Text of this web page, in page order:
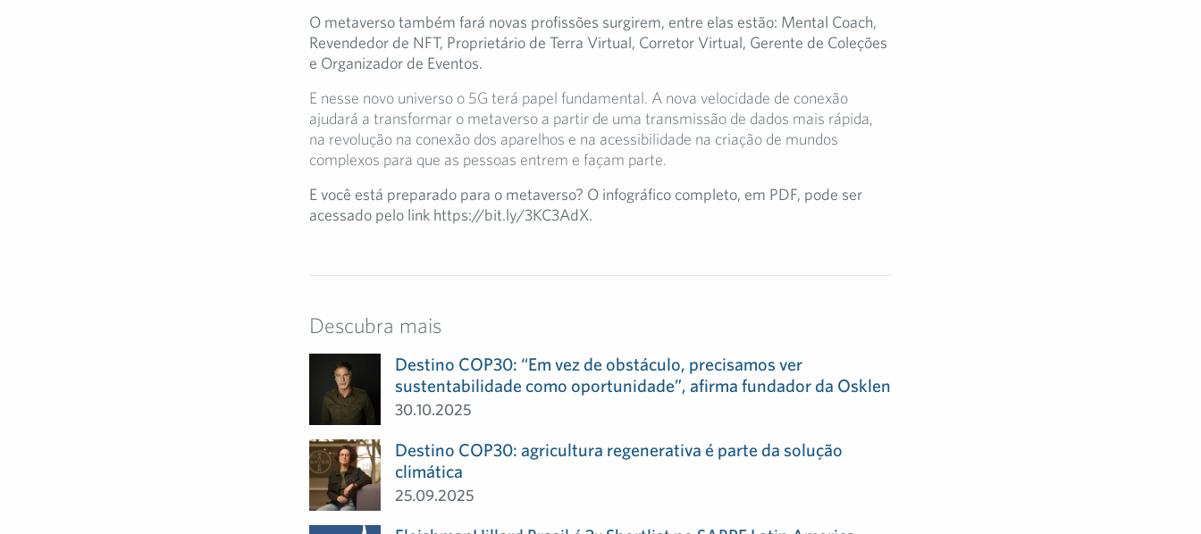
O metaverso também fará novas profissões surgirem, entre elas estão: Mental Coach,
Revendedor de NFT, Proprietário de Terra Virtual, Corretor Virtual, Gerente de Coleções
e Organizador de Eventos.
E nesse novo universo o 5G terá papel fundamental. A nova velocidade de conexão
ajudará a transformar o metaverso a partir de uma transmissão de dados mais rápida,
na revolução na conexão dos aparelhos e na acessibilidade na criação de mundos
complexos para que as pessoas entrem e façam parte.
E você está preparado para o metaverso? O infográfico completo, em PDF, pode ser
acessado pelo link https://bit.ly/3KC3AdX.
Descubra mais
Destino COP30: “Em vez de obstáculo, precisamos ver
sustentabilidade como oportunidade”, afirma fundador da Osklen
30.10.2025
Destino COP30: agricultura regenerativa é parte da solução
climática
25.09.2025